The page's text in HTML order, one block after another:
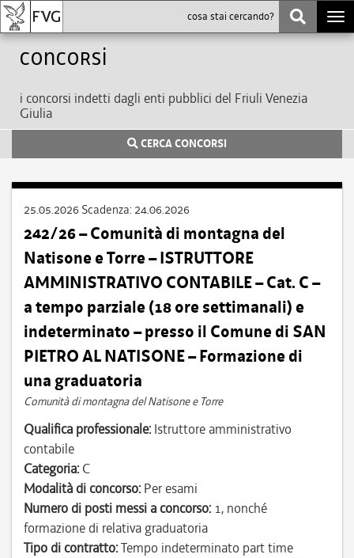
Concorsi
i concorsi indetti dagli enti pubblici del Friuli Venezia
Giulia
CERCA CONCORSI
25.05.2026 Scadenza: 24.06.2026
242/26 – Comunità di montagna del
Natisone e Torre – ISTRUTTORE
AMMINISTRATIVO CONTABILE – Cat. C –
a tempo parziale (18 ore settimanali) e
indeterminato – presso il Comune di SAN
PIETRO AL NATISONE – Formazione di
una graduatoria
Comunità di montagna del Natisone e Torre
Qualifica professionale: Istruttore amministrativo
contabile
Categoria: C
Modalità di concorso: Per esami
Numero di posti messi a concorso: 1, nonché
formazione di relativa graduatoria
Tipo di contratto:Tempo indeterminato part time